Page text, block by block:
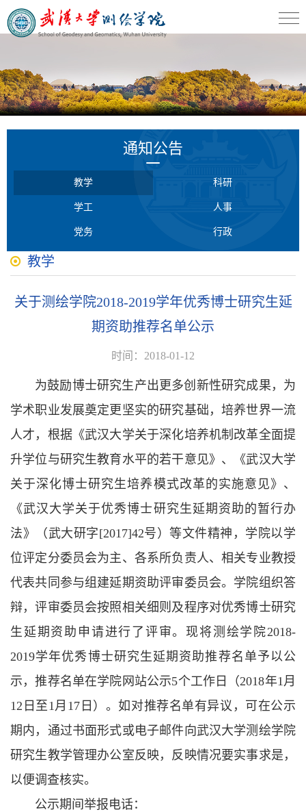
通知公告
教学 科研
学工 人事
党务 行政
教学
关于测绘学院2018-2019学年优秀博士研究生延
期资助推荐名单公示
时间：2018-01-12
为鼓励博士研究生产出更多创新性研究成果，为
学术职业发展奠定更坚实的研究基础，培养世界一流
人才，根据《武汉大学关于深化培养机制改革全面提
升学位与研究生教育水平的若干意见》、《武汉大学
关于深化博士研究生培养模式改革的实施意见》、
《武汉大学关于优秀博士研究生延期资助的暂行办
法》（武大研字[2017]42号）等文件精神，学院以学
位评定分委员会为主、各系所负责人、相关专业教授
代表共同参与组建延期资助评审委员会。学院组织答
辩，评审委员会按照相关细则及程序对优秀博士研究
生延期资助申请进行了评审。现将测绘学院2018-
2019学年优秀博士研究生延期资助推荐名单予以公
示，推荐名单在学院网站公示5个工作日（2018年1月
12日至1月17日）。如对推荐名单有异议，可在公示
期内，通过书面形式或电子邮件向武汉大学测绘学院
研究生教学管理办公室反映，反映情况要实事求是，
以便调查核实。
公示期间举报电话：